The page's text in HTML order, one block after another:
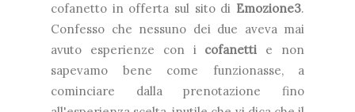
cofanetto in offerta sul sito di Emozione3.
Confesso che nessuno dei due aveva mai
avuto esperienze con i cofanetti e non
sapevamo bene come funzionasse, a
cominciare dalla prenotazione fino